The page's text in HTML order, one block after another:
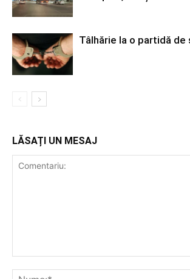
Tâlhărie la o partidă de
LĂSAȚI UN MESAJ